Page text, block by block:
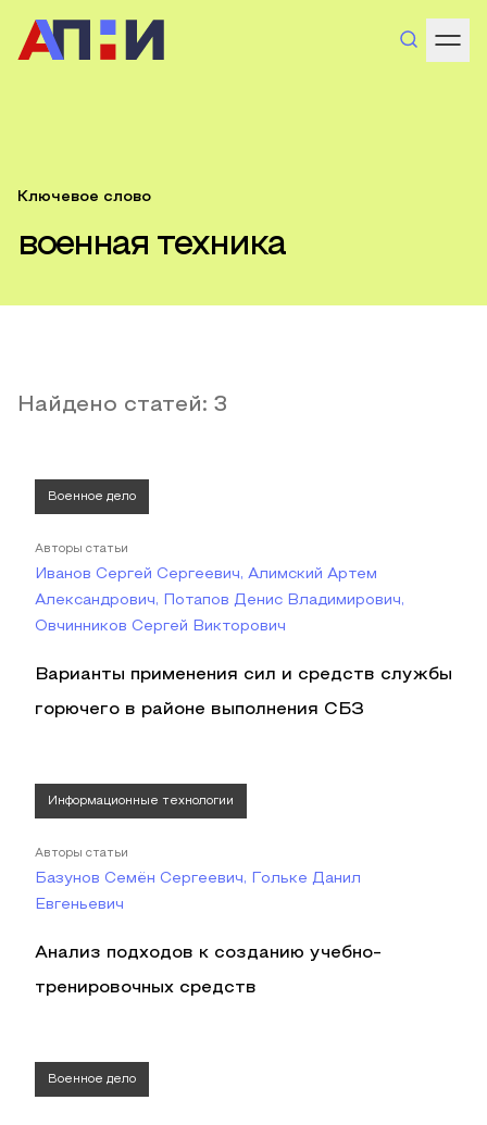
Ключевое слово
военная техника
Найдено статей: 3
Военное дело
Авторы статьи
Иванов Сергей Сергеевич, Алимский Артем
Александрович, Потапов Денис Владимирович,
Овчинников Сергей Викторович
Варианты применения сил и средств службы
горючего в районе выполнения СБЗ
Информационные технологии
Авторы статьи
Базунов Семён Сергеевич, Гольке Данил
Евгеньевич
Анализ подходов к созданию учебно-
тренировочных средств
Военное дело